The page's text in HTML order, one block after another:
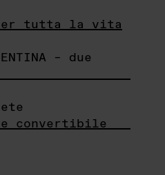
per tutta la vita
– due
convertibile